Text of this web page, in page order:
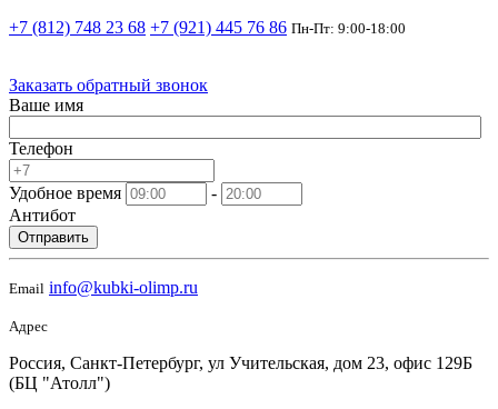
+7 (812) 748 23 68 +7 (921) 445 76 86 Пн-Пт: 9:00-18:00
Заказать обратный звонок
Ваше имя
Телефон
Удобное время
-
Антибот
Отправить
Email info@kubki-olimp.ru
Адрес
Россия, Санкт-Петербург, ул Учительская, дом 23, офис 129Б
(БЦ "Атолл")